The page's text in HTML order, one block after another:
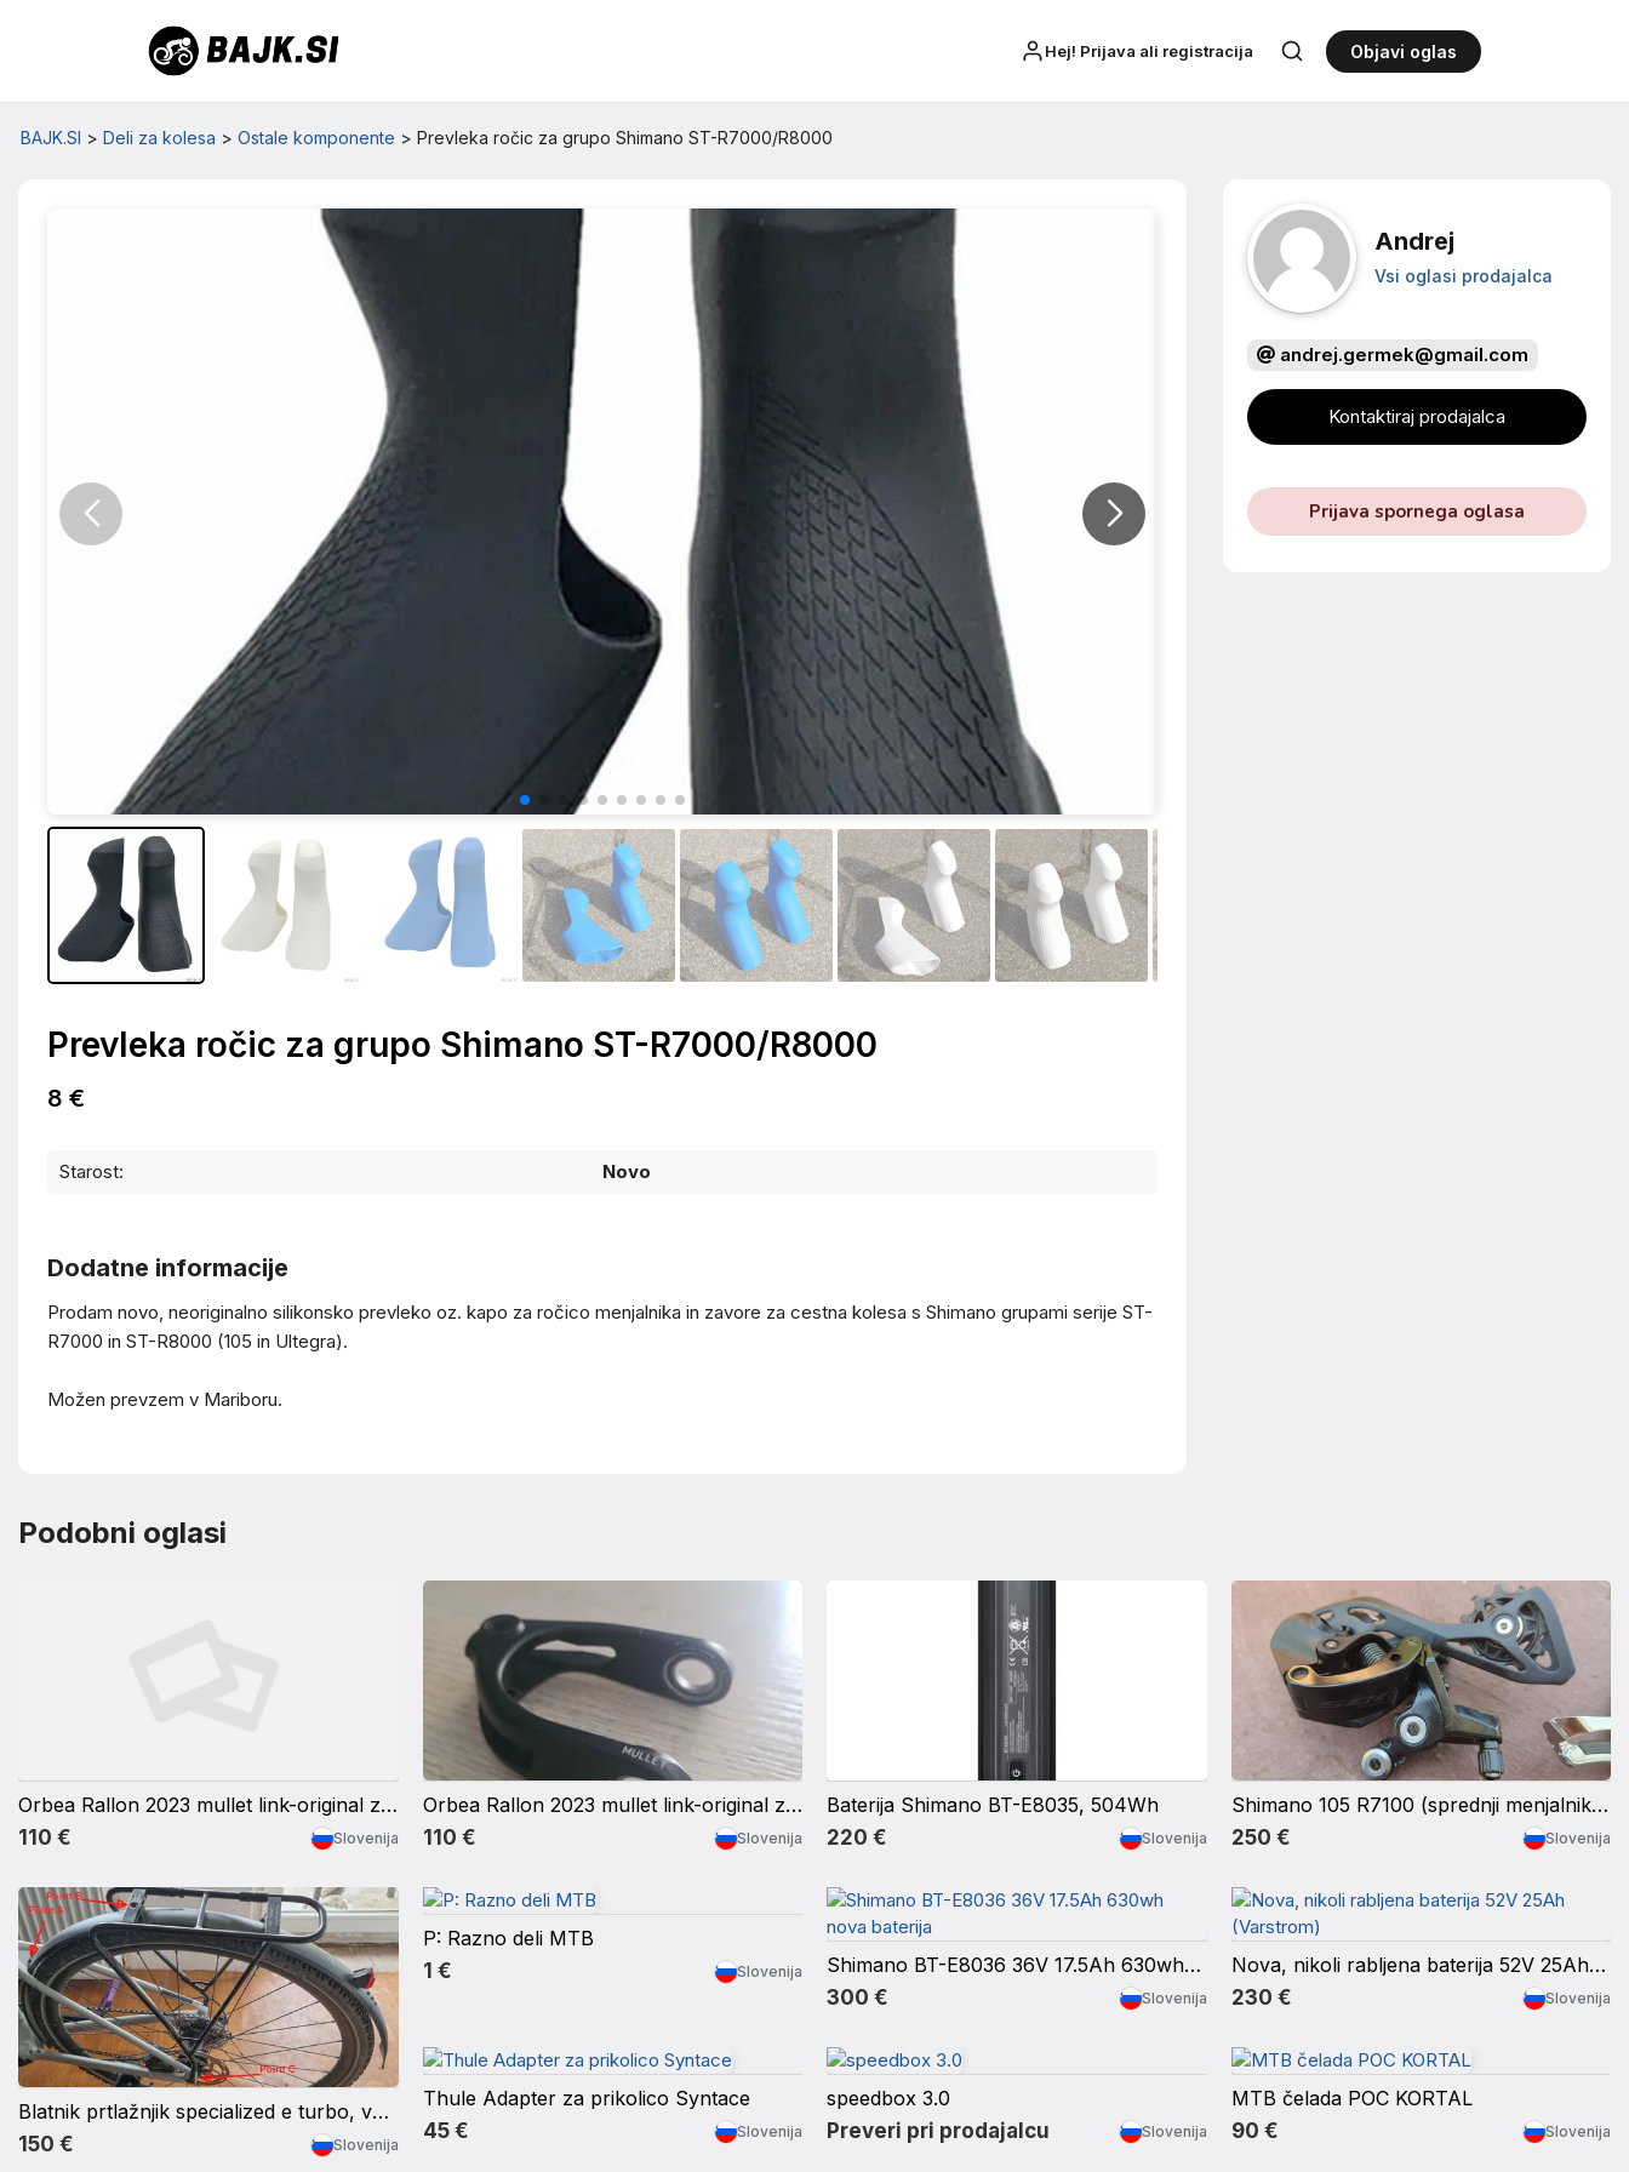
Hej! Prijava ali registracija Objavi oglas
BAJK.SI > Deli za kolesa > Ostale komponente > Prevleka ročic za grupo Shimano ST-R7000/R8000
Prevleka ročic za grupo Shimano ST-R7000/R8000
8 €
Starost: Novo
Dodatne informacije
Prodam novo, neoriginalno silikonsko prevleko oz. kapo za ročico menjalnika in zavore za cestna kolesa s Shimano grupami serije ST-
R7000 in ST-R8000 (105 in Ultegra).
Možen prevzem v Mariboru.
Andrej
Vsi oglasi prodajalca
andrej.germek@gmail.com
Kontaktiraj prodajalca
Prijava spornega oglasa
Podobni oglasi
Orbea Rallon 2023 mullet link-original z lezaji
Slovenija
110 €
Orbea Rallon 2023 mullet link-original z lezaji
Slovenija
110 €
Baterija Shimano BT-E8035, 504Wh
Slovenija
220 €
Shimano 105 R7100 (sprednji menjalnik, zadnji menjalnik, prestavne ročice)
Slovenija
250 €
Blatnik prtlažnjik specialized e turbo, vado sl eq. 28”
Slovenija
150 €
P: Razno deli MTB
Slovenija
1 € Shimano BT-E8036 36V 17.5Ah 630wh nova baterija
Slovenija
300 €
Nova, nikoli rabljena baterija 52V 25Ah (Varstrom)
Slovenija
230 €
Thule Adapter za prikolico Syntace
Slovenija
45 €
speedbox 3.0
Slovenija
Preveri pri prodajalcu
MTB čelada POC KORTAL
Slovenija
90 €